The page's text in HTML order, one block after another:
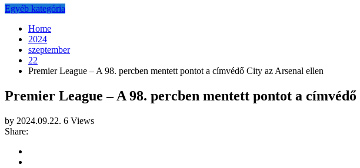
Egyéb kategória
Home
2024
szeptember
22
Premier League – A 98. percben mentett pontot a címvédő City az Arsenal ellen
Premier League – A 98. percben mentett pontot a
by 2024.09.22. 6 Views
Share: